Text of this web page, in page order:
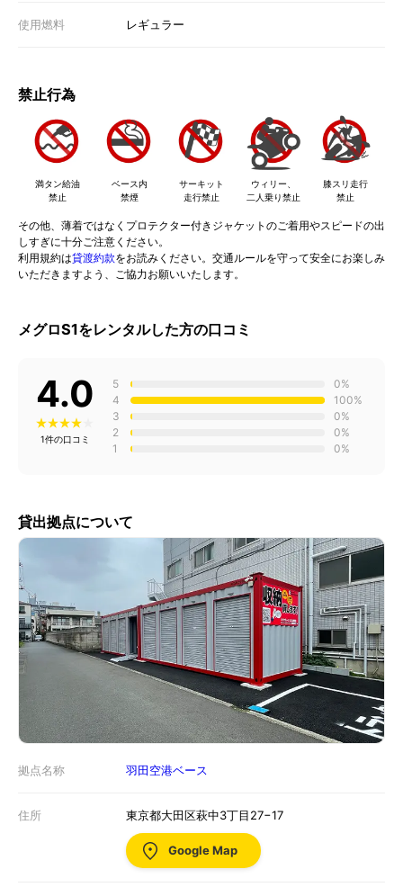
使用燃料 レギュラー
禁止行為
満タン給油
禁止
ベース内
禁煙
サーキット
走行禁止
ウィリー、
二人乗り禁止
膝スリ走行
禁止
その他、薄着ではなくプロテクター付きジャケットのご着用やスピードの出
しすぎに十分ご注意ください。
利用規約は貸渡約款をお読みください。交通ルールを守って安全にお楽しみ
いただきますよう、ご協力お願いいたします。
メグロS1をレンタルした方の口コミ
4.0
1件の口コミ
5
0%
4
100%
3
0%
2
0%
1
0%
貸出拠点について
拠点名称 羽田空港ベース
住所 東京都大田区萩中3丁目27−17
Google Map